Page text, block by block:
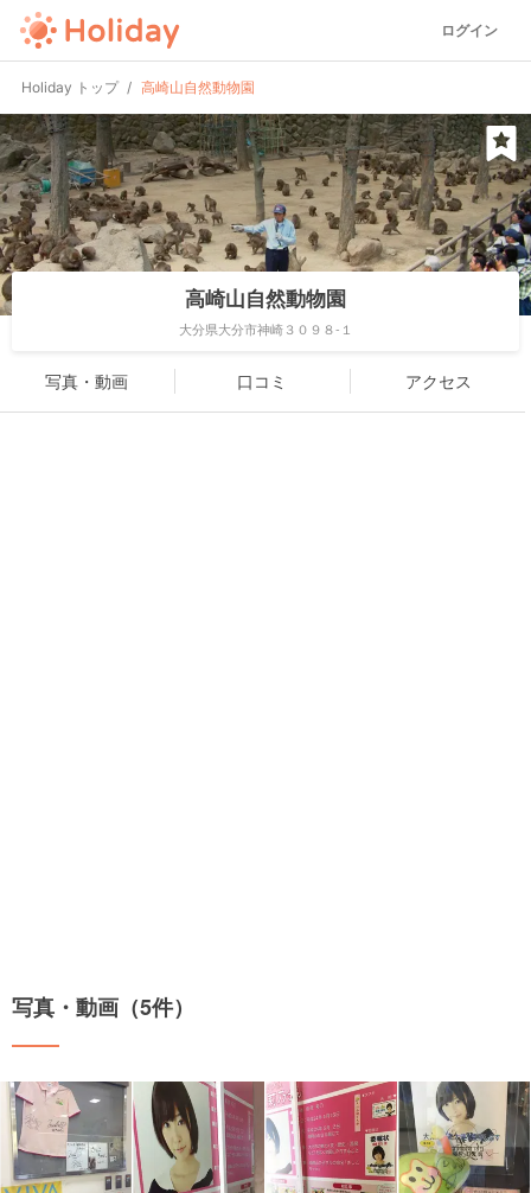
ログイン
Holiday トップ 高崎山自然動物園
高崎山自然動物園
大分県大分市神崎３０９８-１
写真・動画 口コミ アクセス
写真・動画（5件）